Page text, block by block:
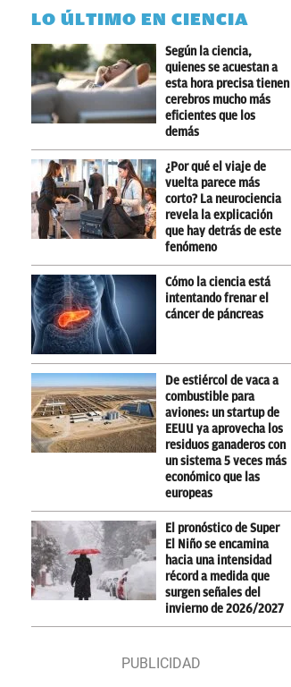
LO ÚLTIMO EN CIENCIA
Según la ciencia,
quienes se acuestan a
esta hora precisa tienen
cerebros mucho más
eficientes que los
demás
¿Por qué el viaje de
vuelta parece más
corto? La neurociencia
revela la explicación
que hay detrás de este
fenómeno
Cómo la ciencia está
intentando frenar el
cáncer de páncreas
De estiércol de vaca a
combustible para
aviones: un startup de
EEUU ya aprovecha los
residuos ganaderos con
un sistema 5 veces más
económico que las
europeas
El pronóstico de Super
El Niño se encamina
hacia una intensidad
récord a medida que
surgen señales del
invierno de 2026/2027